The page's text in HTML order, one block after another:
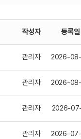
작성자 등록일
관리자 2026-
관리자 2026-
관리자 2026-
관리자 2026-